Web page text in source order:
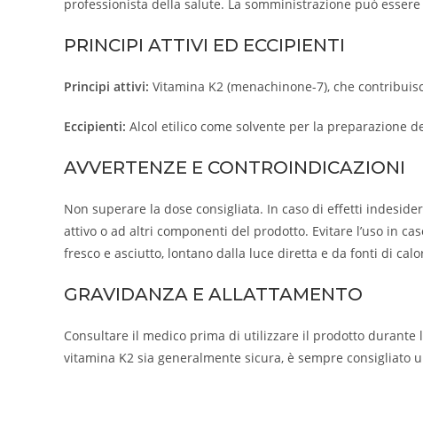
professionista della salute. La somministrazione può
PRINCIPI ATTIVI ED ECCIPIENTI
Principi attivi: Vitamina K2 (menachinone-7), che
Eccipienti: Alcol etilico come solvente per la preparazione
AVVERTENZE E CONTROINDICAZIONI
Non superare la dose consigliata. In caso di effetti
attivo o ad altri componenti del prodotto. Evitare l’uso in
fresco e asciutto, lontano dalla luce diretta e da fonti di
GRAVIDANZA E ALLATTAMENTO
Consultare il medico prima di utilizzare il prodotto durante
vitamina K2 sia generalmente sicura, è sempre consigliato